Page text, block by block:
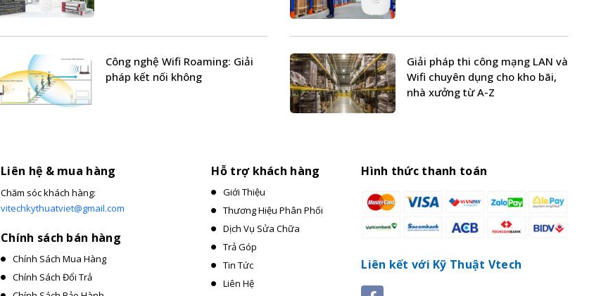
Công nghệ Wifi Roaming: Giải
pháp kết nối không
Giải pháp thi công mạng LAN và
Wifi chuyên dụng cho kho bãi,
nhà xưởng từ A-Z
Liên hệ & mua hàng
Chăm sóc khách hàng:
vitechkythuatviet@gmail.com
Chính sách bán hàng
Chính Sách Mua Hàng
Chính Sách Đổi Trả
Hỗ trợ khách hàng
Giới Thiệu
Thương Hiệu Phân Phối
Dịch Vụ Sửa Chữa
Trả Góp
Tin Tức
Liên Hệ
Hình thức thanh toán
Liên kết với Kỹ Thuật Vtech